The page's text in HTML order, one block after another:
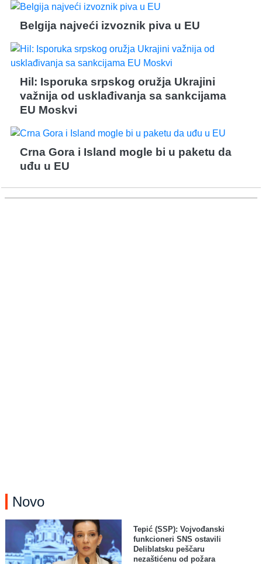
Belgija najveći izvoznik piva u EU
Hil: Isporuka srpskog oružja Ukrajini
važnija od usklađivanja sa sankcijama
EU Moskvi
Crna Gora i Island mogle bi u paketu da
uđu u EU
Novo
Tepić (SSP): Vojvođanski
funkcioneri SNS ostavili
Deliblatsku peščaru
nezaštićenu od požara